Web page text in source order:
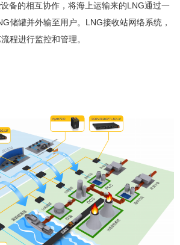
备的相互协作，将海上运输来的LNG通过一
储罐并外输至用户。 LNG接收站网络系统，
程进行监控和管理。